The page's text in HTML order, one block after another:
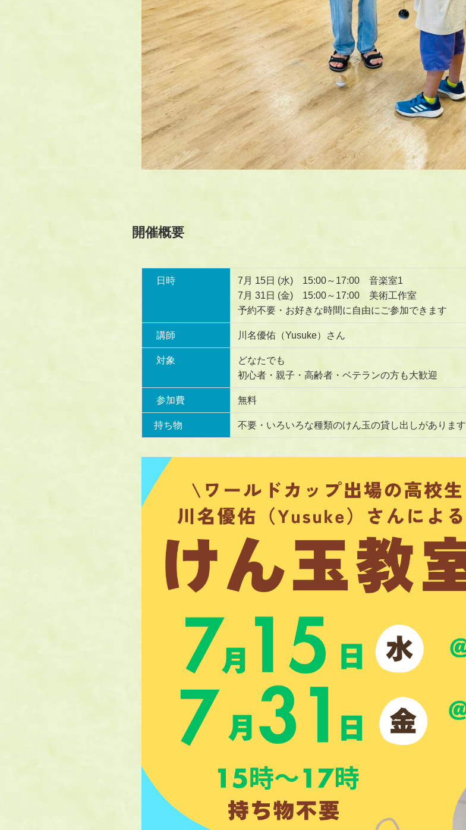
開催概要
日時
7月 15日 (水) 15:00～17:00 音楽室1
7月 31日 (金) 15:00～17:00 美術工作室
予約不要・お好きな時間に自由にご参加できます
講師 川名優佑（Yusuke）さん
対象
どなたでも
初心者・親子・高齢者・ベテランの方も大歓迎
参加費 無料
持ち物 不要・いろいろな種類のけん玉の貸し出しがあります